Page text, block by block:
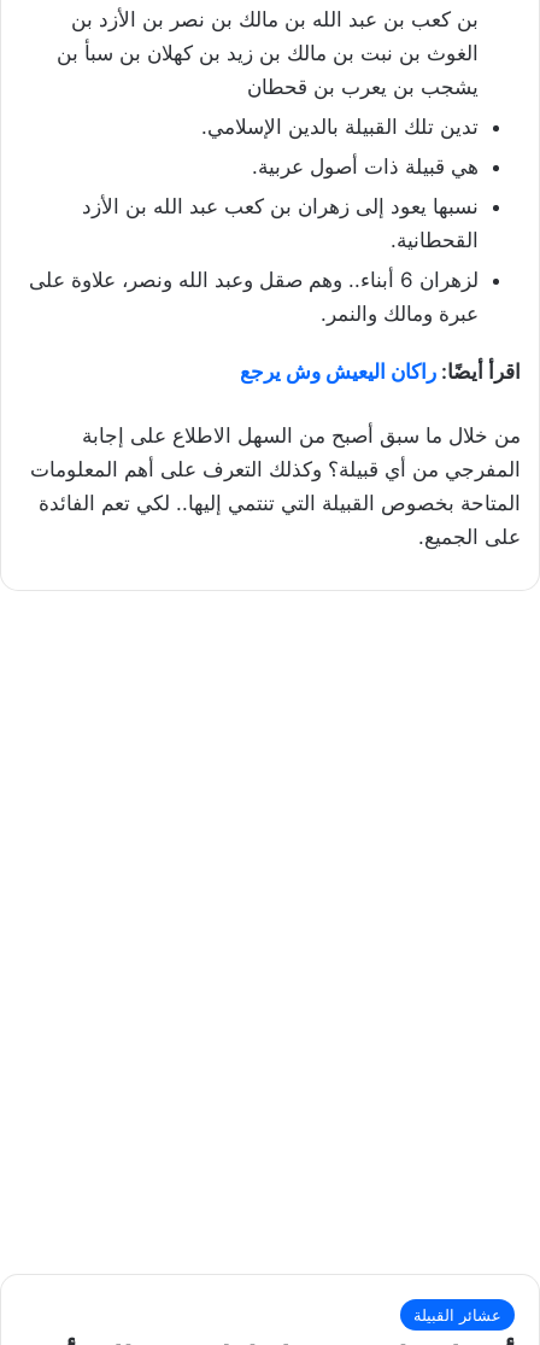
بن كعب بن عبد الله بن مالك بن نصر بن الأزد بن
الغوث بن نبت بن مالك بن زيد بن كهلان بن سبأ بن
يشجب بن يعرب بن قحطان
تدين تلك القبيلة بالدين الإسلامي.
هي قبيلة ذات أصول عربية.
نسبها يعود إلى زهران بن كعب عبد الله بن الأزد
القحطانية.
لزهران 6 أبناء.. وهم صقل وعبد الله ونصر، علاوة على
عبرة ومالك والنمر.
اقرأ أيضًا: راكان اليعيش وش يرجع
من خلال ما سبق أصبح من السهل الاطلاع على إجابة
المفرجي من أي قبيلة؟ وكذلك التعرف على أهم المعلومات
المتاحة بخصوص القبيلة التي تنتمي إليها.. لكي تعم الفائدة
على الجميع.